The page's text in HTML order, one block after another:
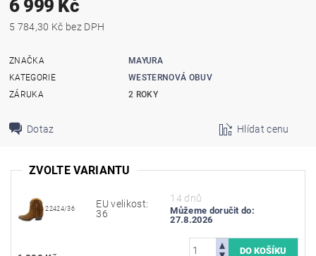
6 999 Kč
5 784,30 Kč bez DPH
ZNAČKA
MAYURA
KATEGORIE
WESTERNOVÁ OBUV
ZÁRUKA
2 ROKY
Dotaz Hlídat cenu
ZVOLTE VARIANTU
22424/36
EU velikost:
36
14 dnů
Můžeme doručit do:
27.8.2026